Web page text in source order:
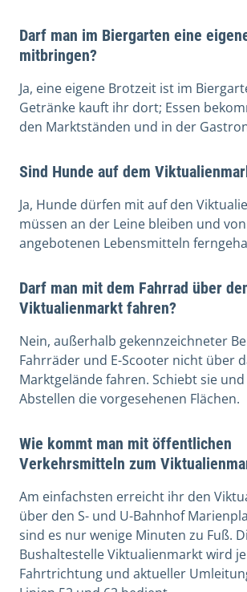
Darf man im Biergarten eine
mitbringen?
Ja, eine eigene Brotzeit ist im
Getränke kauft ihr dort; Essen
den Marktständen und in der
Sind Hunde auf dem
Ja, Hunde dürfen mit auf den
müssen an der Leine bleiben und
angebotenen Lebensmitteln
Darf man mit dem Fahrrad über
Viktualienmarkt fahren?
Nein, außerhalb gekennzeichneter
Fahrräder und E-Scooter nicht über
Marktgelände fahren. Schiebt sie
Abstellen die vorgesehenen Flächen.
Wie kommt man mit öffentlichen
Verkehrsmitteln zum
Am einfachsten erreicht ihr den
über den S- und U-Bahnhof
sind es nur wenige Minuten zu Fuß.
Bushaltestelle Viktualienmarkt wird
Fahrtrichtung und aktueller